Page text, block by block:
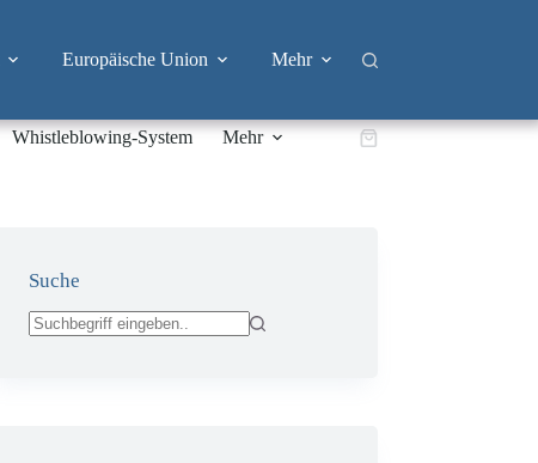
Europäische Union Mehr
Whistleblowing-System Mehr Warenkorb
Suche